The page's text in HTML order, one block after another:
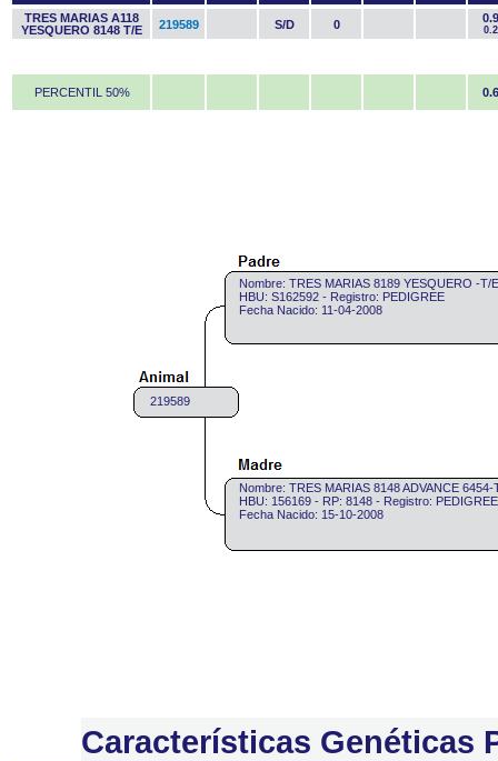
TRES MARIAS A118
YESQUERO 8148 T/E
219589 S/D 0
PERCENTIL 50%
219589
Nombre: TRES MARIAS 8189 YESQUERO -T/
HBU: S162592 - Registro: PEDIGREE
Fecha Nacido: 11-04-2008
Nombre: TRES MARIAS 8148 ADVANCE 6454-
HBU: 156169 - RP: 8148 - Registro: PEDIGREE
Fecha Nacido: 15-10-2008
Características Genéticas